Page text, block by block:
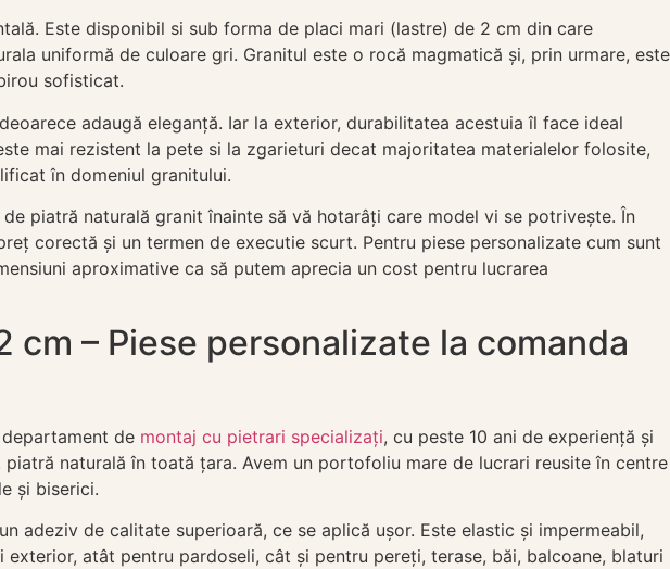
Este disponibil si sub forma de placi mari (lastre) de 2 cm din care
uniformă de culoare gri. Granitul este o rocă magmatică și, prin urmare, este
sofisticat.
adaugă eleganță. Iar la exterior, durabilitatea acestuia îl face ideal
mai rezistent la pete si la zgarieturi decat majoritatea materialelor folosite,
în domeniul granitului.
piatră naturală granit înainte să vă hotarâți care model vi se potrivește. În
corectă și un termen de executie scurt. Pentru piese personalizate cum sunt
aproximative ca să putem aprecia un cost pentru lucrarea
– Piese personalizate la comanda
de montaj cu pietrari specializați, cu peste 10 ani de experiență și
piatră naturală în toată țara. Avem un portofoliu mare de lucrari reusite în centre
și biserici.
adeziv de calitate superioară, ce se aplică ușor. Este elastic și impermeabil,
atât pentru pardoseli, cât și pentru pereți, terase, băi, balcoane, blaturi